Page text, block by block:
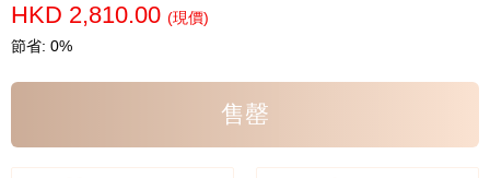
HKD 2,810.00 (現價)
節省: 0%
售罄